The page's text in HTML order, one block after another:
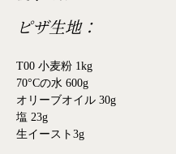
ピザ生地：
T00 小麦粉 1kg
70°Cの水 600g
オリーブオイル 30g
塩 23g
生イースト3g